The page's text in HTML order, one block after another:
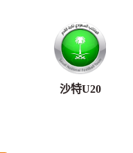
沙特U20